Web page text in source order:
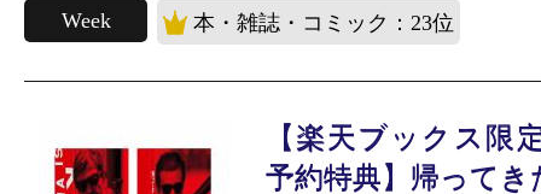
Week 本・雑誌・コミック：23位
【楽天ブックス限
予約特典】帰ってき